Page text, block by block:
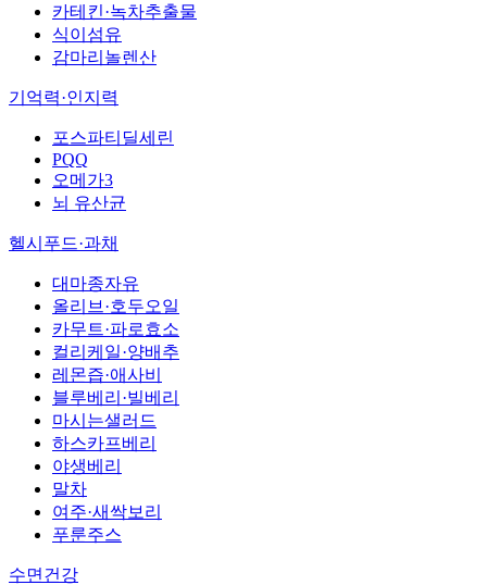
카테킨·녹차추출물
식이섬유
감마리놀렌산
기억력·인지력
포스파티딜세린
PQQ
오메가3
뇌 유산균
헬시푸드·과채
대마종자유
올리브·호두오일
카무트·파로효소
컬리케일·양배추
레몬즙·애사비
블루베리·빌베리
마시는샐러드
하스카프베리
야생베리
말차
여주·새싹보리
푸룬주스
수면건강